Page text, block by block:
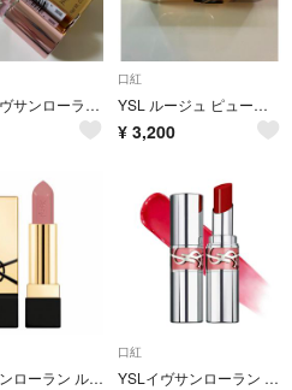
新品】イヴサンローラン ラブシャイン キャンディグロウ バーム44B リップ
口紅
YSL ルージュ ピュールクチュール N8
¥ 3,200
イヴ・サンローラン ルージュ ピュールクチュール N14
口紅
YSLイヴサンローラン ラブシャインリップスティック212